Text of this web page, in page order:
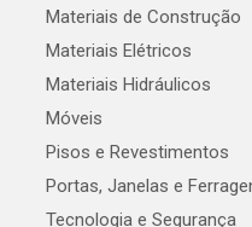
Materiais de Construção
Materiais Elétricos
Materiais Hidráulicos
Móveis
Pisos e Revestimentos
Portas, Janelas e
Tecnologia e Segurança